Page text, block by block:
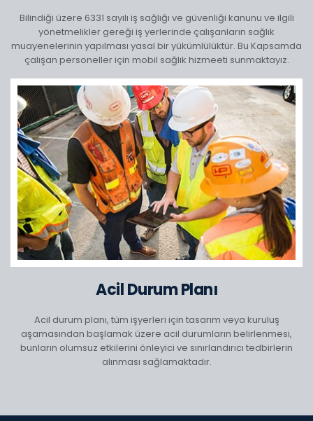
Bilindiği üzere 6331 sayılı iş sağlığı ve güvenliği kanunu ve ilgili
yönetmelikler gereği iş yerlerinde çalışanların sağlık
muayenelerinin yapılması yasal bir yükümlülüktür. Bu Kapsamda
çalışan personeller için mobil sağlık hizmeeti sunmaktayız.
Acil Durum Planı
Acil durum planı, tüm işyerleri için tasarım veya kuruluş
aşamasından başlamak üzere acil durumların belirlenmesi,
bunların olumsuz etkilerini önleyici ve sınırlandırıcı tedbirlerin
alınması sağlamaktadır.